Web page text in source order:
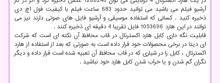
آرشیو فیلم می باشید می توانید حدود 683 ساعت فیلم با کیفیت فول اچ دی
ذخیره کنید . کسانی که استفاده موسیقی و آرشیو فایل های صوتی دارند نیز می
توانند در این هارد 1053696 فایل تقریبا 4 دقیقه ای ذخیره کنند .
قابلیت نگه داری کابل هارد اکسترنال در قاب محافظ آن نکته ای است که شرکت
ای دیتا در برخی محصولات خود قرار داده است به صورتی که بعد از استفاده از هارد
اکسترنال ، کابل را در شیاری که در قاب محافظ آن تعبیه شده است قرار داده و دیگر
نگران گم شدن و یا خراب شدن کابل هارد خود نباشید .